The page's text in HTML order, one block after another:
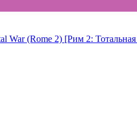
War (Rome 2) [Рим 2: